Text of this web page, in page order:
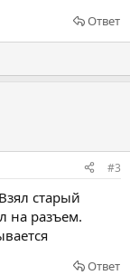
Ответ
#3
старый
на разъем.
Ответ